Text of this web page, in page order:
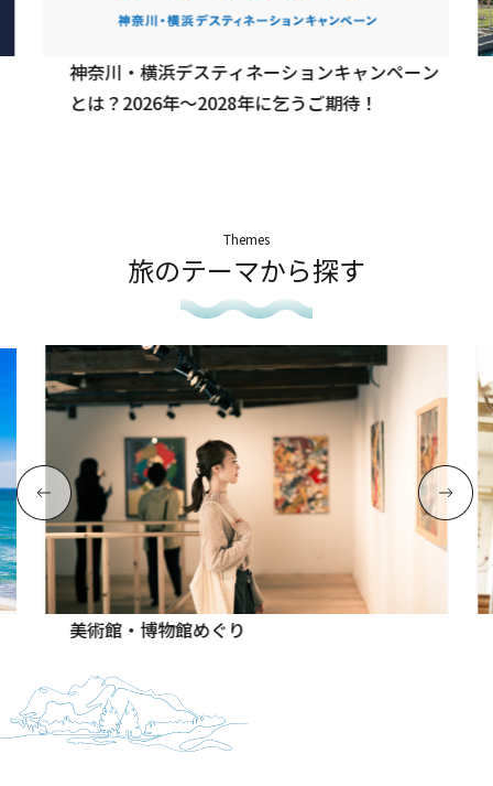
神奈川・横浜デスティネーションキャンペーン
とは？2026年～2028年に乞うご期待！
Themes
旅のテーマから探す
美術館・博物館めぐり